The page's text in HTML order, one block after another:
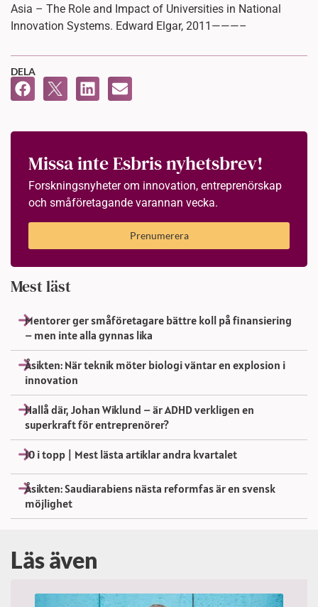
Asia – The Role and Impact of Universities in National
Innovation Systems. Edward Elgar, 2011———–
DELA
Missa inte Esbris nyhetsbrev!
Forskningsnyheter om innovation, entreprenörskap
och småföretagande varannan vecka.
Prenumerera
Mest läst
Mentorer ger småföretagare bättre koll på finansiering
– men inte alla gynnas lika
Åsikten: När teknik möter biologi väntar en explosion i
innovation
Hallå där, Johan Wiklund – är ADHD verkligen en
superkraft för entreprenörer?
10 i topp | Mest lästa artiklar andra kvartalet
Åsikten: Saudiarabiens nästa reformfas är en svensk
möjlighet
Läs även